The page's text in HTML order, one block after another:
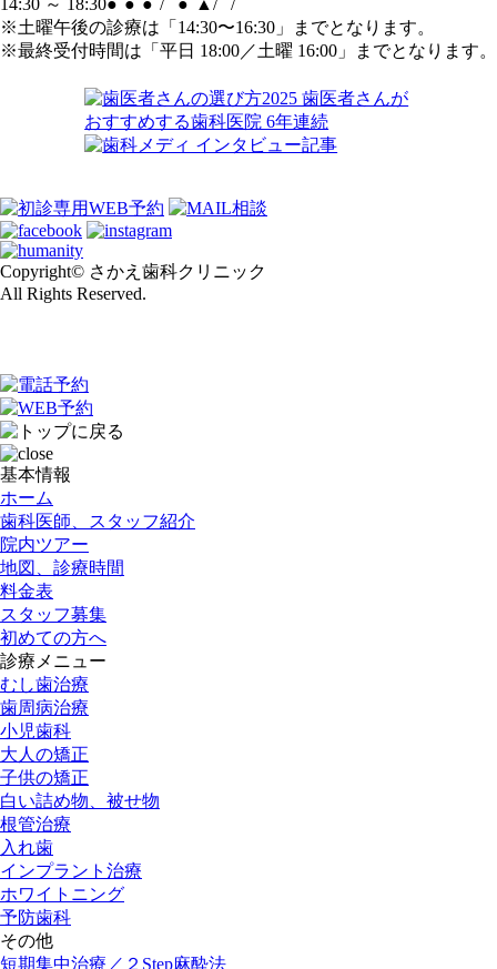
14:30 ～ 18:30● ● ● / ● ▲ /
/
※土曜午後の診療は「14:30〜16:30」までとなります。
※最終受付時間は「平日 18:00／土曜 16:00」までとなります。
Copyright© さかえ歯科クリニック
All Rights Reserved.
基本情報
ホーム
歯科医師、スタッフ紹介
院内ツアー
地図、診療時間
料金表
スタッフ募集
初めての方へ
診療メニュー
むし歯治療
歯周病治療
小児歯科
大人の矯正
子供の矯正
白い詰め物、被せ物
根管治療
入れ歯
インプラント治療
ホワイトニング
予防歯科
その他
短期集中治療／２Step麻酔法